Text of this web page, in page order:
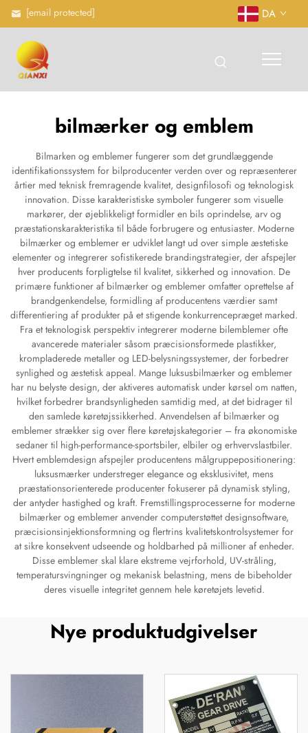
[email protected] DA
bilmærker og emblem
Bilmarken og emblemer fungerer som det grundlæggende
identifikationssystem for bilproducenter verden over og repræsenterer
årtier med teknisk fremragende kvalitet, designfilosofi og teknologisk
innovation. Disse karakteristiske symboler fungerer som visuelle
markører, der øjeblikkeligt formidler en bils oprindelse, arv og
præstationskarakteristika til både forbrugere og entusiaster. Moderne
bilmærker og emblemer er udviklet langt ud over simple æstetiske
elementer og integrerer sofistikerede brandingstrategier, der afspejler
hver producents forpligtelse til kvalitet, sikkerhed og innovation. De
primære funktioner af bilmærker og emblemer omfatter oprettelse af
brandgenkendelse, formidling af producentens værdier samt
differentiering af produkter på et stigende konkurrencepræget marked.
Fra et teknologisk perspektiv integrerer moderne bilemblemer ofte
avancerede materialer såsom præcisionsformede plastikker,
krompladerede metaller og LED-belysningssystemer, der forbedrer
synlighed og æstetisk appeal. Mange luksusbilmærker og emblemer
har nu belyste design, der aktiveres automatisk under kørsel om natten,
hvilket forbedrer brandsynligheden samtidig med, at det bidrager til
den samlede køretøjssikkerhed. Anvendelsen af bilmærker og
emblemer strækker sig over flere køretøjskategorier – fra økonomiske
sedaner til high-performance-sportsbiler, elbiler og erhvervslastbiler.
Hvert emblemdesign afspejler producentens målgruppepositionering:
luksusmærker understreger elegance og eksklusivitet, mens
præstationsorienterede producenter fokuserer på dynamisk styling,
der antyder hastighed og kraft. Fremstillingsprocesserne for moderne
bilmærker og emblemer anvender computerstøttet designsoftware,
præcisionsinjektionsformning og flertrins kvalitetskontrolsystemer for
at sikre konsekvent udseende og holdbarhed på millioner af enheder.
Disse emblemer skal klare ekstreme vejrforhold, UV-stråling,
temperatursvingninger og mekanisk belastning, mens de bibeholder
deres visuelle integritet gennem hele køretøjets levetid.
Nye produktudgivelser